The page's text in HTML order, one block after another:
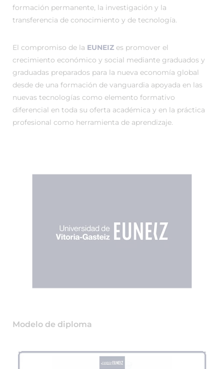
formación permanente, la investigación y la
transferencia de conocimiento y de tecnología.
El compromiso de la EUNEIZ es promover el
crecimiento económico y social mediante graduados y
graduadas preparados para la nueva economía global
desde de una formación de vanguardia apoyada en las
nuevas tecnologías como elemento formativo
diferencial en toda su oferta académica y en la práctica
profesional como herramienta de aprendizaje.
Modelo de diploma